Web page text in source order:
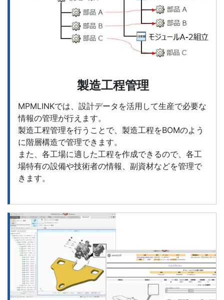
製造工程管理
MPMLINKでは、設計データを活用して生産で必要な
情報の管理が行えます。
製造工程管理を行うことで、製造工程をBOMのよう
に階層構造で管理できます。
また、各工場に適した工程を作成できるので、各工
場特有の設備や技術者の情報、副資材などを管理で
きます。